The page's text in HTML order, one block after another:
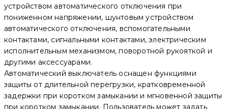
устройством автоматического отключения при
пониженном напряжении, шунтовым устройством
автоматического отключения, вспомогательными
контактами, сигнальными контактами, электрическим
исполнительным механизмом, поворотной рукояткой и
другими аксессуарами.
Автоматический выключатель оснащен функциями
защиты от длительной перегрузки, кратковременной
задержки при коротком замыкании и мгновенной защиты
при коротком замыкании. Пользователь может задать